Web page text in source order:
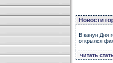
Новости
В канун Дня
открылся
читать